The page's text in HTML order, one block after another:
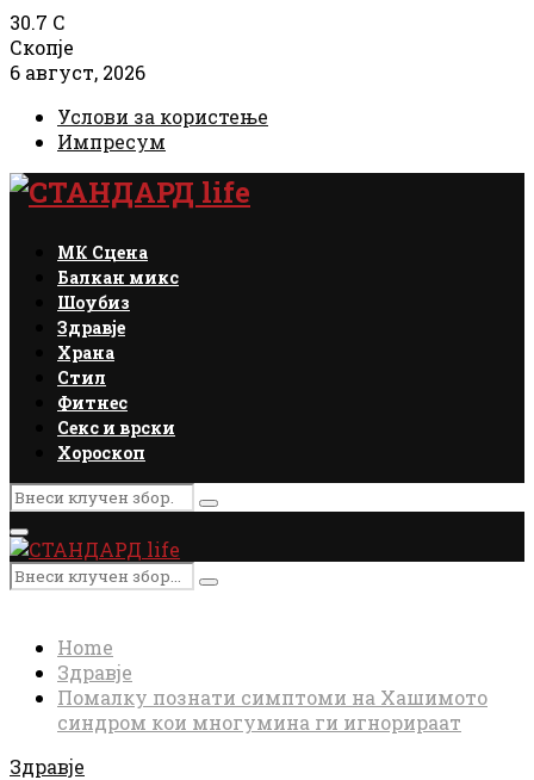
30.7 C
Скопје
6 август, 2026
Услови за користење
Импресум
Facebook
Instagram
Email
Rss
МК Сцена
Балкан микс
Шоубиз
Здравје
Храна
Стил
Фитнес
Секс и врски
Хороскоп
Search
for:
Search
Primary
Menu
Search
for:
Search
Home
Здравје
Помалку познати симптоми на Хашимото
синдром кои многумина ги игнорираат
Здравје